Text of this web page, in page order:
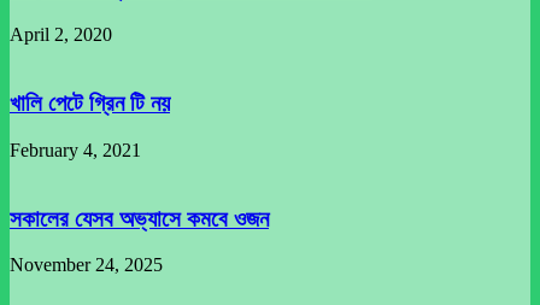
April 2, 2020
খালি পেটে গ্রিন টি নয়
February 4, 2021
সকালের যেসব অভ্যাসে কমবে ওজন
November 24, 2025